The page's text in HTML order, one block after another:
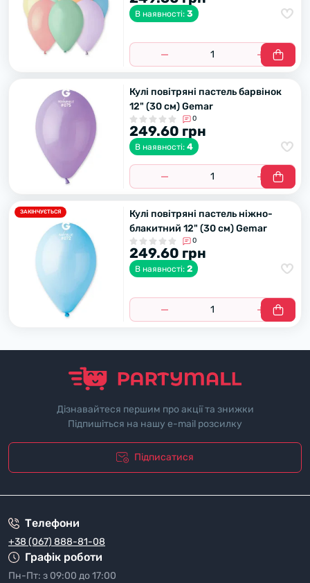
В наявності: 3
Кулі повітряні пастель барвінок
12" (30 см) Gemar
0
249.60 грн
В наявності: 4
ЗАКІНЧУЄТЬСЯ
Кулі повітряні пастель ніжно-
блакитний 12" (30 см) Gemar
0
249.60 грн
В наявності: 2
Дізнавайтеся першим про акції та знижки
Підпишіться на нашу e-mail розсилку
Підписатися
Телефони
+38 (067) 888-81-08
Графік роботи
Пн-Пт: з 09:00 до 17:00